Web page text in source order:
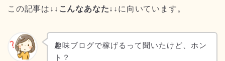
この記事は ↓↓こんなあなた↓↓ に向いています。
趣味ブログで稼げるって聞いたけど、ホン
ト？